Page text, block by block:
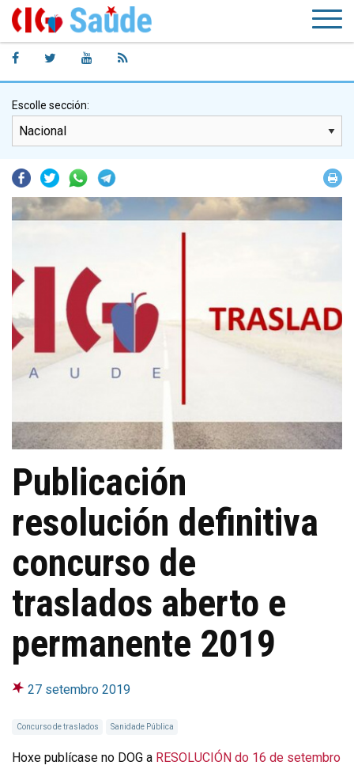
Escolle sección:
Facebook
TwitterWhatsapp
Publicación
resolución definitiva
concurso de
traslados aberto e
permanente 2019
27 setembro 2019
Concurso de traslados Sanidade Pública
Hoxe publícase no DOG a RESOLUCIÓN do 16 de setembro